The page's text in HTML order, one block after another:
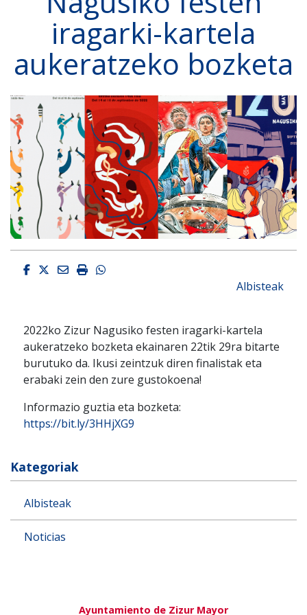
iragarki-kartela
aukeratzeko bozketa
Facebook
Twitter
EmailImprimirWhatsapp
Albisteak
2022ko Zizur Nagusiko festen iragarki-kartela
aukeratzeko bozketa ekainaren 22tik 29ra bitarte
burutuko da. Ikusi zeintzuk diren finalistak eta
erabaki zein den zure gustokoena!
Informazio guztia eta bozketa:
https://bit.ly/3HHjXG9
Kategoriak
Albisteak
Noticias
Ayuntamiento de Zizur Mayor